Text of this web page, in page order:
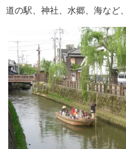
道の駅、神社、水郷、海など